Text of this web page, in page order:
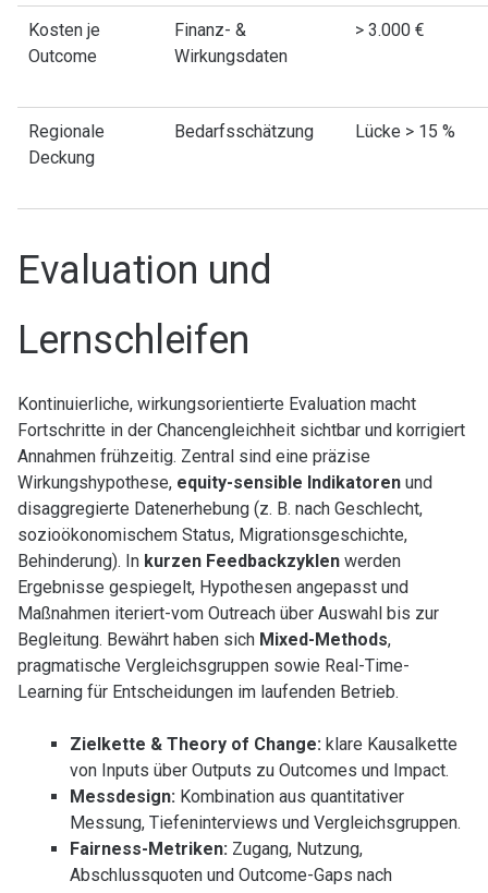
Kosten je
Outcome
Finanz- &
Wirkungsdaten
> 3.000 €
Regionale
Deckung
Bedarfsschätzung Lücke > 15 %
Evaluation und
Lernschleifen
Kontinuierliche, wirkungsorientierte Evaluation macht
Fortschritte in der Chancengleichheit sichtbar und korrigiert
Annahmen frühzeitig. Zentral sind eine präzise
Wirkungshypothese, equity-sensible Indikatorenund
disaggregierte Datenerhebung (z. B. nach Geschlecht,
sozioökonomischem Status, Migrationsgeschichte,
Behinderung). In kurzen Feedbackzyklenwerden
Ergebnisse gespiegelt, Hypothesen angepasst und
Maßnahmen iteriert-vom Outreach über Auswahl bis zur
Begleitung. Bewährt haben sich Mixed-Methods,
pragmatische Vergleichsgruppen sowie Real-Time-
Learning für Entscheidungen im laufenden Betrieb.
Zielkette & Theory of Change: klare Kausalkette
von Inputs über Outputs zu Outcomes und Impact.
Messdesign: Kombination aus quantitativer
Messung, Tiefeninterviews und Vergleichsgruppen.
Fairness-Metriken: Zugang, Nutzung,
Abschlussquoten und Outcome-Gaps nach